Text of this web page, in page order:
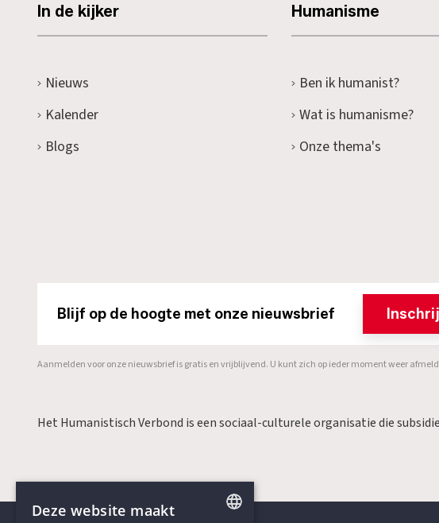
In de kijker
Nieuws
Kalender
Blogs
Humanisme
Ben ik humanist?
Wat is humanisme?
Onze thema's
Blijf op de hoogte met onze nieuwsbrief
Aanmelden voor onze nieuwsbrief is gratis en vrijblijvend. U kunt zich op ieder moment weer
Het Humanistisch Verbond is een sociaal-culturele organisatie die
Deze website maakt